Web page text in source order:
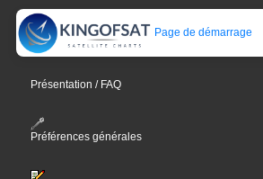
Page de démarrage
Présentation / FAQ
Préférences générales